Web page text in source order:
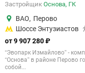
Застройщик Основа, ГК
ВАО, Перово
Шоссе Энтузиастов
от 9 907 280 ₽
“Эвопарк Измайлово” -
“Основа” в районе Перово
собой...